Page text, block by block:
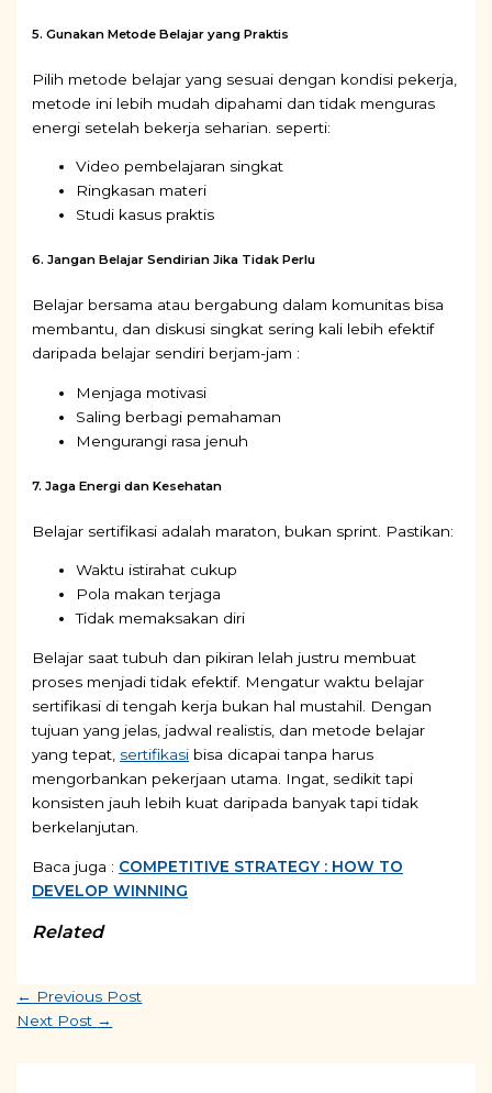
5. Gunakan Metode Belajar yang Praktis
Pilih metode belajar yang sesuai dengan kondisi pekerja,
metode ini lebih mudah dipahami dan tidak menguras
energi setelah bekerja seharian. seperti:
Video pembelajaran singkat
Ringkasan materi
Studi kasus praktis
6. Jangan Belajar Sendirian Jika Tidak Perlu
Belajar bersama atau bergabung dalam komunitas bisa
membantu, dan diskusi singkat sering kali lebih efektif
daripada belajar sendiri berjam-jam :
Menjaga motivasi
Saling berbagi pemahaman
Mengurangi rasa jenuh
7. Jaga Energi dan Kesehatan
Belajar sertifikasi adalah maraton, bukan sprint. Pastikan:
Waktu istirahat cukup
Pola makan terjaga
Tidak memaksakan diri
Belajar saat tubuh dan pikiran lelah justru membuat
proses menjadi tidak efektif. Mengatur waktu belajar
sertifikasi di tengah kerja bukan hal mustahil. Dengan
tujuan yang jelas, jadwal realistis, dan metode belajar
yang tepat, sertifikasi bisa dicapai tanpa harus
mengorbankan pekerjaan utama. Ingat, sedikit tapi
konsisten jauh lebih kuat daripada banyak tapi tidak
berkelanjutan.
Baca juga : COMPETITIVE STRATEGY : HOW TO
DEVELOP WINNING
Related
← Previous Post
Next Post →